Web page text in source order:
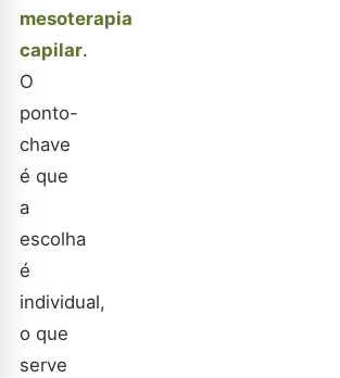
mesoterapia
capilar.
O
ponto-
chave
é que
a
escolha
é
individual,
o que
serve